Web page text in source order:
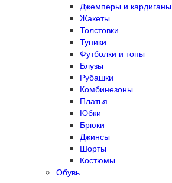
Джемперы и кардиганы
Жакеты
Толстовки
Туники
Футболки и топы
Блузы
Рубашки
Комбинезоны
Платья
Юбки
Брюки
Джинсы
Шорты
Костюмы
Обувь